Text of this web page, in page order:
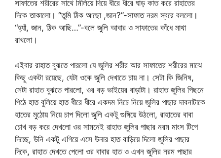
সাফাতের শরীরের সাথে মিলিয়ে দিয়ে ধীরে ধীরে ঘাড় কাত করে রাহাতের
দিকে তাকালো। “তুমি ঠিক আছো ,জান?”-সাফাত নরম স্বরে বললো।
“হ্যাঁ, জান, ঠিক আছি…”-বলে জুলি আবার ও সাফাতের কাঁধে মাথা
রাখলো।
এইবার রাহাত বুঝতে পারলো যে জুলির শরীর আর সাফাতের শরীরের মাঝে
কিছু একটা রয়েছে, যেটা ওকে জুলি দেখাতে চায় না। সেটা কি জিনিষ,
সেটা রাহাত বুঝতে পারলো, ওর বড় ভাইয়ের বাড়াটা। রাহাত জুলির পিছনে
পিঠে হাত বুলিয়ে হাত ধীরে ধীরে একদম নিচে নিয়ে জুলির পাছার দাবনাটাকে
হাতের মুঠোয় নিয়ে চাপ দিলো জুলি একটু গুঙ্গিয়ে উঠলো, রাহাতের বাবা
চোখ বড় করে দেখলো ওর সামনেই রাহাত জুলির পাছার নরম মাংস টিপে
দিচ্ছে, উনি একটু এগিয়ে এসে উনার হাত বাড়িয়ে দিলো জুলির পাছার
দিকে, রাহাত দেখতে পেলো ওর বাবার হাত ও এখন জুলির নরম পাছার